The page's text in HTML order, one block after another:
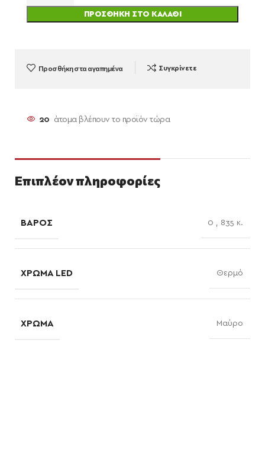
ΠΡΟΣΘΉΚΗ ΣΤΟ ΚΑΛΆΘΙ
Προσθήκη στα αγαπημένα Συγκρίνετε
20 άτομα βλέπουν το προϊόν τώρα
Επιπλέον πληροφορίες
ΒΆΡΟΣ 0 , 835 κ.
ΧΡΏΜΑ LED Θερμό
ΧΡΏΜΑ Μαύρο